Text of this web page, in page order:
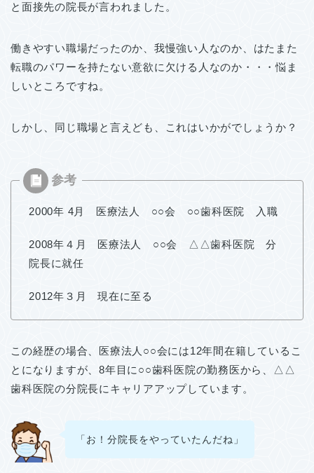
と面接先の院長が言われました。
働きやすい職場だったのか、我慢強い人なのか、はたまた
転職のパワーを持たない意欲に欠ける人なのか・・・悩ま
しいところですね。
しかし、同じ職場と言えども、これはいかがでしょうか？
2000年 4月 医療法人 ○○会 ○○歯科医院 入職
2008年４月 医療法人 ○○会 △△歯科医院 分
院長に就任
2012年３月 現在に至る
この経歴の場合、医療法人○○会には12年間在籍しているこ
とになりますが、8年目に○○歯科医院の勤務医から、△△
歯科医院の分院長にキャリアアップしています。
「お！分院長をやっていたんだね」